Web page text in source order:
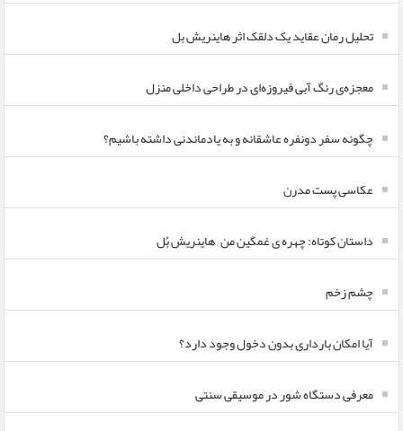
تحلیل رمان عقاید یک دلقک اثر هاینریش بل
معجزه‌ی رنگ آبی فیروزه‌ای در طراحی داخلی منزل
چگونه سفر دونفره عاشقانه و به یادماندنی داشته باشیم؟
عکاسی پست مدرن
داستان کوتاه: چهره ی غمگین من – هاینریش بُل
چشم زخم
آیا امکان بارداری بدون دخول وجود دارد؟
معرفی دستگاه شور در موسیقی سنتی